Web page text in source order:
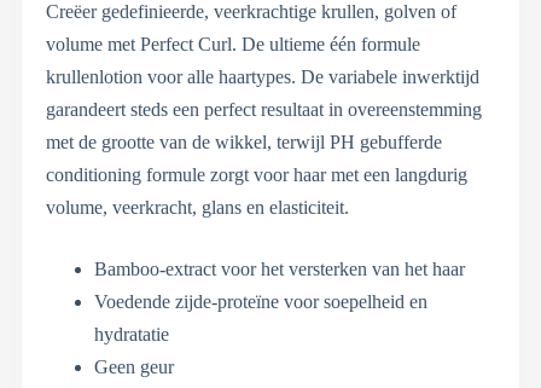
Creëer gedefinieerde, veerkrachtige krullen, golven of
volume met Perfect Curl. De ultieme één formule
krullenlotion voor alle haartypes. De variabele inwerktijd
garandeert steds een perfect resultaat in overeenstemming
met de grootte van de wikkel, terwijl PH gebufferde
conditioning formule zorgt voor haar met een langdurig
volume, veerkracht, glans en elasticiteit.
Bamboo-extract voor het versterken van het haar
Voedende zijde-proteïne voor soepelheid en
hydratatie
Geen geur